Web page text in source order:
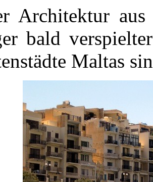
Architektur aus
bald
Maltas